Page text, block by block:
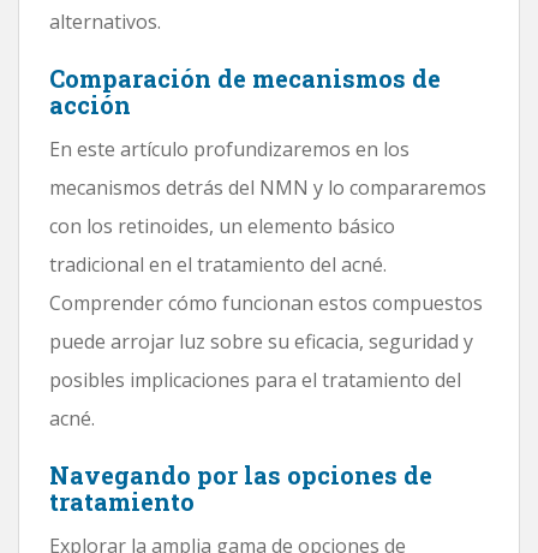
alternativos.
Comparación de mecanismos de
acción
En este artículo profundizaremos en los
mecanismos detrás del NMN y lo compararemos
con los retinoides, un elemento básico
tradicional en el tratamiento del acné.
Comprender cómo funcionan estos compuestos
puede arrojar luz sobre su eficacia, seguridad y
posibles implicaciones para el tratamiento del
acné.
Navegando por las opciones de
tratamiento
Explorar la amplia gama de opciones de